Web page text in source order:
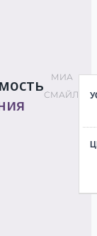
МИА
СМАЙЛ